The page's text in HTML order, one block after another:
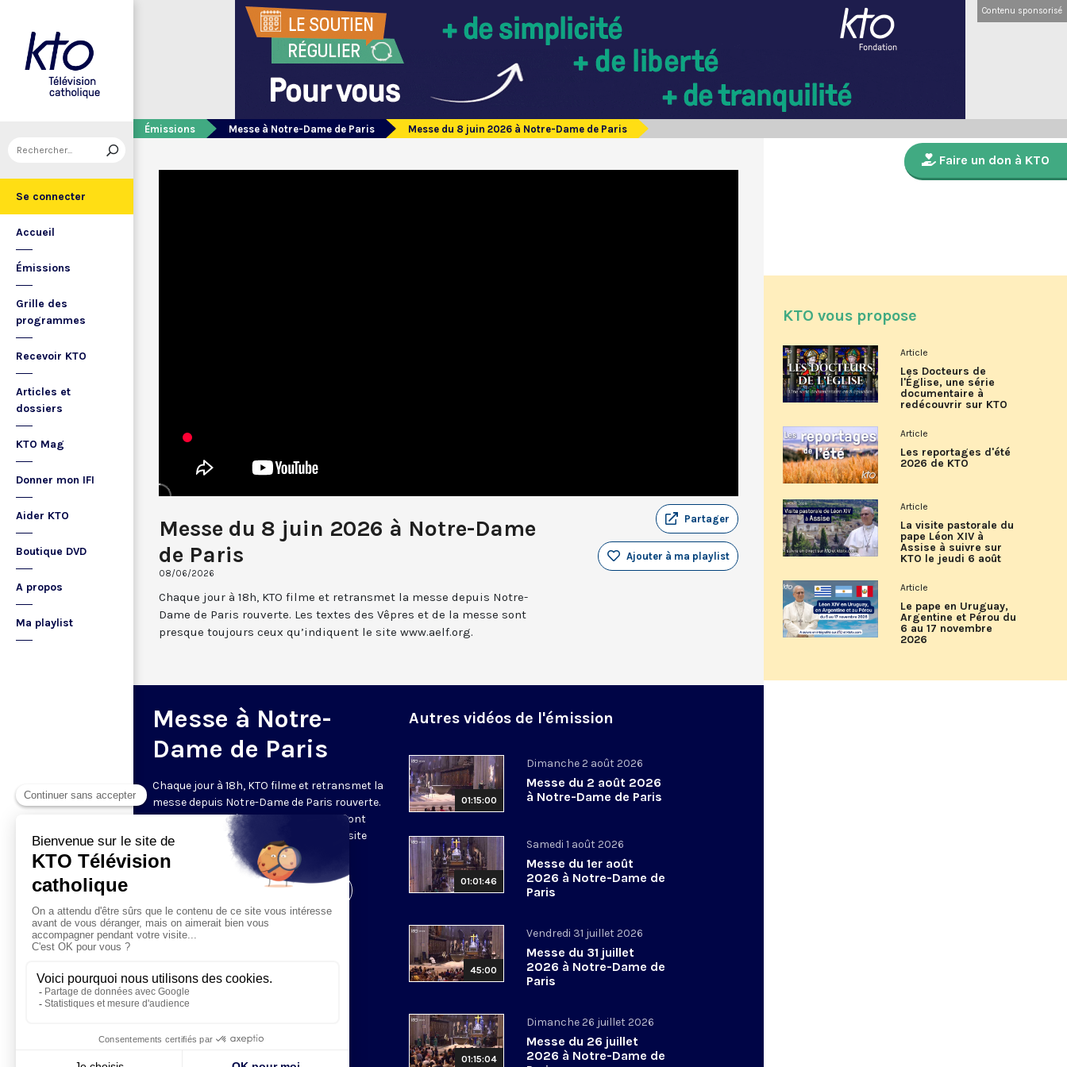
Se connecter
Accueil
Émissions
Grille des
programmes
Recevoir KTO
Articles et
dossiers
KTO Mag
Donner mon IFI
Aider KTO
Boutique DVD
A propos
Ma playlist
Contenu sponsorisé
Émissions Messe à Notre-Dame de Paris Messe du 8 juin 2026 à Notre-Dame de Paris
Messe du 8 juin 2026 à Notre-Dame
de Paris
08/06/2026
Partager
Ajouter à ma playlist
Chaque jour à 18h, KTO filme et retransmet la messe depuis Notre-
Dame de Paris rouverte. Les textes des Vêpres et de la messe sont
presque toujours ceux qu’indiquent le site www.aelf.org.
Messe à Notre-
Dame de Paris
Chaque jour à 18h, KTO filme et retransmet la
messe depuis Notre-Dame de Paris rouverte.
Les textes des Vêpres et de la messe sont
presque toujours ceux qu’indiquent le site
Visiter la page de l'émission
Autres vidéos de l'émission
01:15:00
Dimanche 2 août 2026
Messe du 2 août 2026
à Notre-Dame de Paris
01:01:46
Samedi 1 août 2026
Messe du 1er août
2026 à Notre-Dame de
Paris
45:00
Vendredi 31 juillet 2026
Messe du 31 juillet
2026 à Notre-Dame de
Paris
01:15:04
Dimanche 26 juillet 2026
Messe du 26 juillet
2026 à Notre-Dame de
Faire un don à KTO
KTO vous propose
Article
Les Docteurs de
l'Église, une série
documentaire à
redécouvrir sur KTO
Article
Les reportages d'été
2026 de KTO
Article
La visite pastorale du
pape Léon XIV à
Assise à suivre sur
KTO le jeudi 6 août
Article
Le pape en Uruguay,
Argentine et Pérou du
6 au 17 novembre
2026